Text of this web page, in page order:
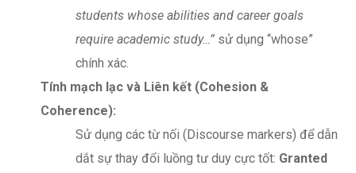
students whose abilities and career goals
require academic study…” sử dụng “whose”
chính xác.
Tính mạch lạc và Liên kết (Cohesion &
Coherence):
Sử dụng các từ nối (Discourse markers) để dẫn
dắt sự thay đổi luồng tư duy cực tốt: Granted